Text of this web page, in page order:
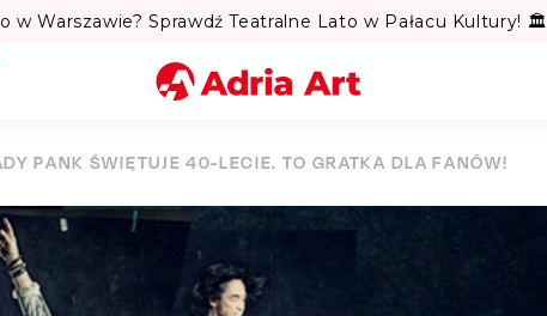
w Warszawie? Sprawdź Teatralne Lato w Pałacu Kultury! 🏛️
Miasto
Kategoria
Szukaj
PANK ŚWIĘTUJE 40-LECIE. TO GRATKA DLA FANÓW!